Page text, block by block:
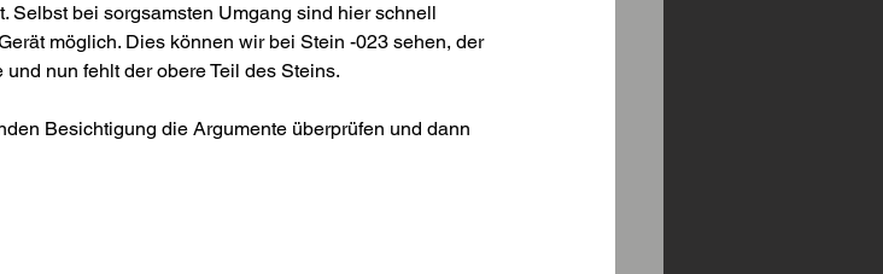
Selbst bei sorgsamsten Umgang sind hier schnell
möglich. Dies können wir bei Stein -023 sehen, der
nun fehlt der obere Teil des Steins.
Besichtigung die Argumente überprüfen und dann